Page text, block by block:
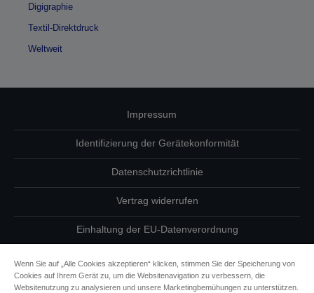
Digigraphie
Textil-Direktdruck
Weltweit
Impressum
Identifizierung der Gerätekonformität
Datenschutzrichtlinie
Vertrag widerrufen
Einhaltung der EU-Datenverordnung
Informationen zu Cookies
Wenn Sie auf „Alle Cookies akzeptieren“ klicken, stimmen Sie der Speicherung von
Cookies auf Ihrem Gerät zu, um die Websitenavigation zu verbessern, die
Websitenutzung zu analysieren und unsere Marketingbemühungen zu unterstützen.